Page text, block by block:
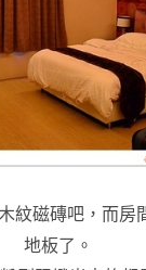
紋磁磚吧 ，而房
地板了 。